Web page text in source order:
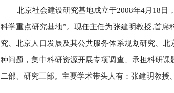
北京社会建设研究基地成立于2008年4月 18 日
科学重点研究基地” 。现任主任为张建明教授,首席
究、北京人口发展及其公共服务体系规划研究、
种问题，集中科研资源开展专项调查、承担科研
二部、研究三部。主要学术带头人有：张建明教授